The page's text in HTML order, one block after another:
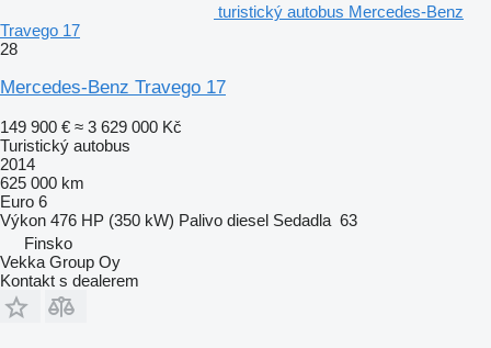
turistický autobus Mercedes-Benz
Travego 17
28
Mercedes-Benz Travego 17
149 900 € ≈ 3 629 000 Kč
Turistický autobus
2014
625 000 km
Euro 6
Výkon 476 HP (350 kW) Palivo diesel Sedadla 63
Finsko
Vekka Group Oy
Kontakt s dealerem